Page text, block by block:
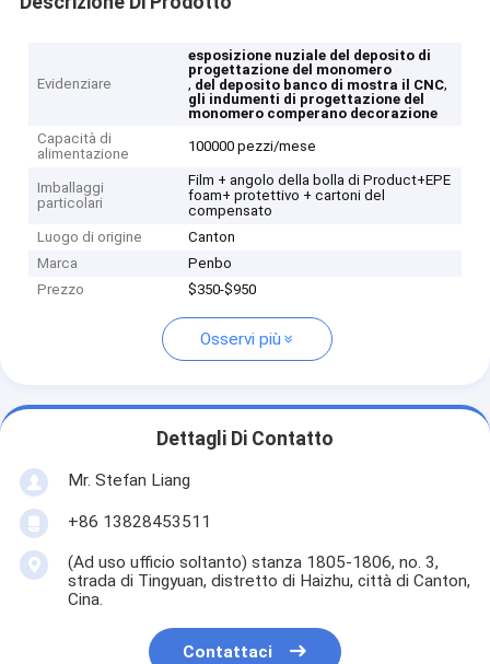
Evidenziare
esposizione nuziale del deposito di
progettazione del monomero
, del deposito banco di mostra il CNC,
gli indumenti di progettazione del
monomero comperano decorazione
Capacità di
alimentazione
100000 pezzi/mese
Imballaggi
particolari
Film + angolo della bolla di Product+EPE
foam+ protettivo + cartoni del
compensato
Luogo di origine
Canton
Marca
Penbo
Prezzo
$350-$950
Osservi più
Dettagli Di Contatto
Mr. Stefan Liang
+86 13828453511
(Ad uso ufficio soltanto) stanza 1805-1806, no. 3,
strada di Tingyuan, distretto di Haizhu, città di Canton,
Cina.
Contattaci